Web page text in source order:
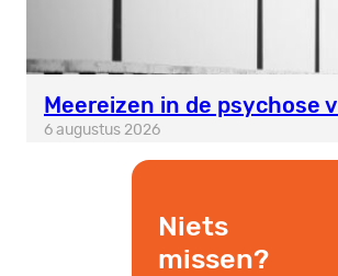
Meereizen in de psychose
6 augustus 2026
Niets
missen?